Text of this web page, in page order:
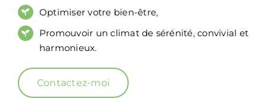
Optimiser votre bien-être,
Promouvoir un climat de sérénité, convivial et
harmonieux.
Contactez-moi